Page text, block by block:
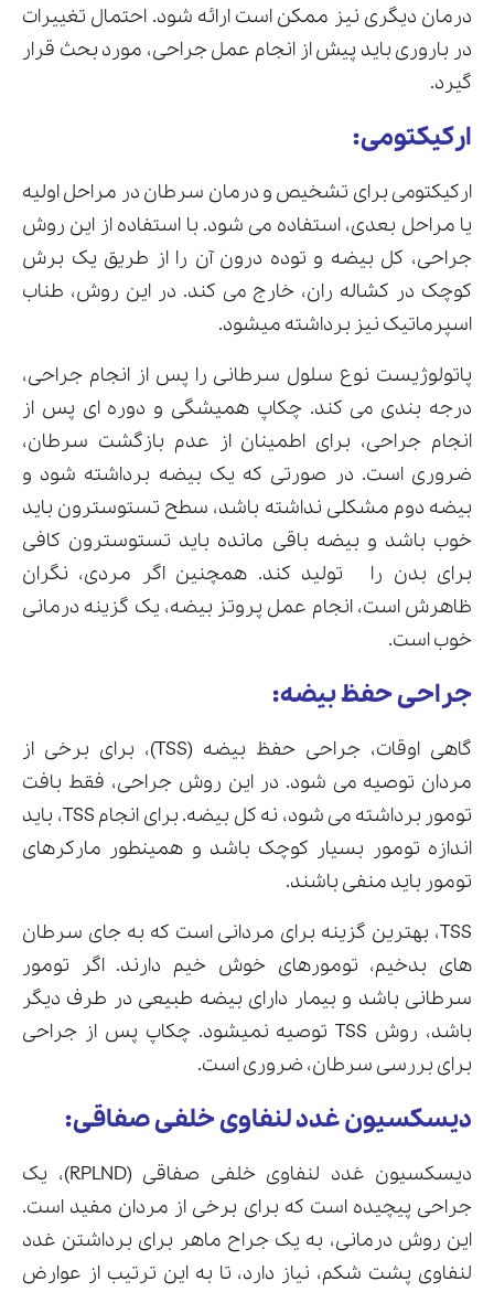
درمان دیگری نیز ممکن است ارائه شود. احتمال تغییرات
در باروری باید پیش از انجام عمل جراحی، مورد بحث قرار
گیرد.
ارکیکتومی:
ارکیکتومی برای تشخیص و درمان سرطان در مراحل اولیه
یا مراحل بعدی، استفاده می شود. با استفاده از این روش
جراحی، کل بیضه و توده درون آن را از طریق یک برش
کوچک در کشاله ران، خارج می کند. در این روش، طناب
اسپرماتیک نیز برداشته میشود.
پاتولوژیست نوع سلول سرطانی را پس از انجام جراحی،
درجه بندی می کند. چکاپ همیشگی و دوره ای پس از
انجام جراحی، برای اطمینان از عدم بازگشت سرطان،
ضروری است. در صورتی که یک بیضه برداشته شود و
بیضه دوم مشکلی نداشته باشد، سطح تستوسترون باید
خوب باشد و بیضه باقی مانده باید تستوسترون کافی
برای بدن را تولید کند. همچنین اگر مردی، نگران
ظاهرش است، انجام عمل پروتز بیضه، یک گزینه درمانی
خوب است.
جراحی حفظ بیضه:
گاهی اوقات، جراحی حفظ بیضه (TSS)، برای برخی از
مردان توصیه می شود. در این روش جراحی، فقط بافت
تومور برداشته می شود، نه کل بیضه. برای انجام TSS، باید
اندازه تومور بسیار کوچک باشد و همینطور مارکرهای
تومور باید منفی باشند.
TSS، بهترین گزینه برای مردانی است که به جای سرطان
های بدخیم، تومورهای خوش خیم دارند. اگر تومور
سرطانی باشد و بیمار دارای بیضه طبیعی در طرف دیگر
باشد، روش TSS توصیه نمیشود. چکاپ پس از جراحی
برای بررسی سرطان، ضروری است.
دیسکسیون غدد لنفاوی خلفی صفاقی:
دیسکسیون غدد لنفاوی خلفی صفاقی (RPLND)، یک
جراحی پیچیده است که برای برخی از مردان مفید است.
این روش درمانی، به یک جراح ماهر برای برداشتن غدد
لنفاوی پشت شکم، نیاز دارد، تا به این ترتیب از عوارض